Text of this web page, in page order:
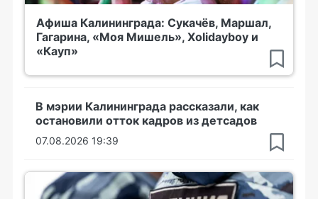
Афиша Калининграда: Сукачёв, Маршал,
Гагарина, «Моя Мишель», Xolidayboy и
«Кауп»
В мэрии Калининграда рассказали, как
остановили отток кадров из детсадов
07.08.2026 19:39